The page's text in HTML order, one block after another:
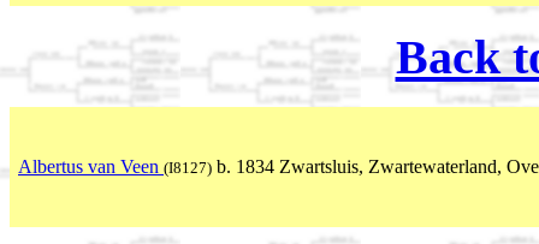
Back
Albertus van Veen (I8127) b. 1834 Zwartsluis, Zwartewaterland,